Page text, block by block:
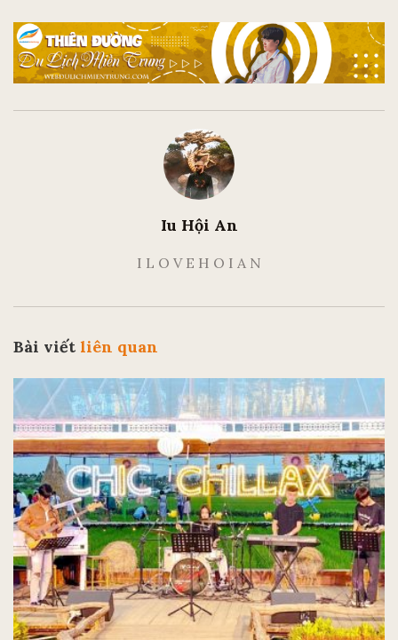
Iu Hội An
I L O V E H O I A N
Bài viết liên quan